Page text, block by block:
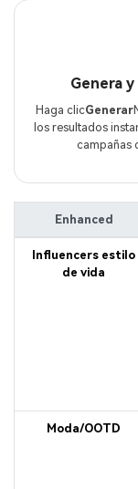
Genera
Haga clicGenerar
los resultados
campañas
Enhanced
Influencers estilo
de vida
Moda/OOTD